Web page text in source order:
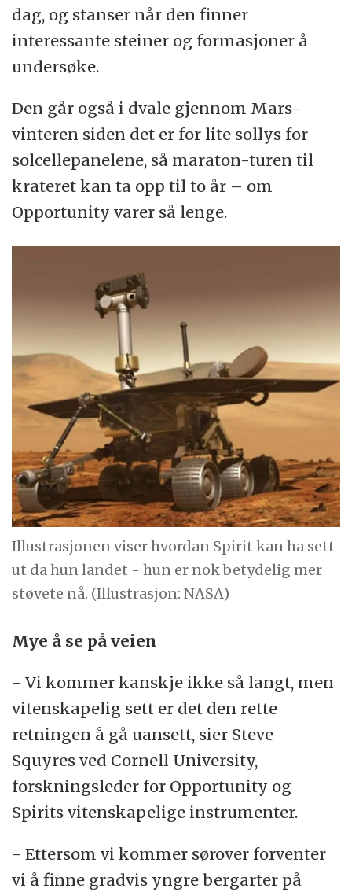
dag, og stanser når den finner
interessante steiner og formasjoner å
undersøke.
Den går også i dvale gjennom Mars-
vinteren siden det er for lite sollys for
solcellepanelene, så maraton-turen til
krateret kan ta opp til to år – om
Opportunity varer så lenge.
Illustrasjonen viser hvordan Spirit kan ha sett
ut da hun landet - hun er nok betydelig mer
støvete nå. (Illustrasjon: NASA)
Mye å se på veien
- Vi kommer kanskje ikke så langt, men
vitenskapelig sett er det den rette
retningen å gå uansett, sier Steve
Squyres ved Cornell University,
forskningsleder for Opportunity og
Spirits vitenskapelige instrumenter.
- Ettersom vi kommer sørover forventer
vi å finne gradvis yngre bergarter på